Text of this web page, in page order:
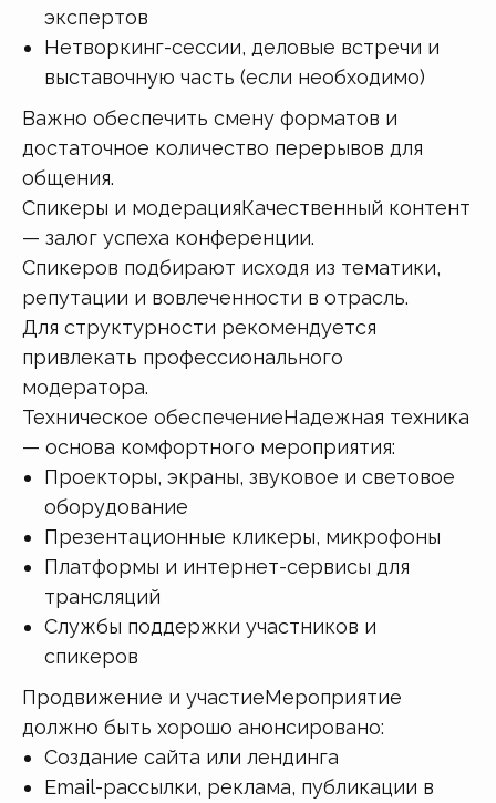
экспертов
Нетворкинг-сессии, деловые встречи и
выставочную часть (если необходимо)
Важно обеспечить смену форматов и
достаточное количество перерывов для
общения.
Спикеры и модерацияКачественный контент
— залог успеха конференции.
Спикеров подбирают исходя из тематики,
репутации и вовлеченности в отрасль.
Для структурности рекомендуется
привлекать профессионального
модератора.
Техническое обеспечениеНадежная техника
— основа комфортного мероприятия:
Проекторы, экраны, звуковое и световое
оборудование
Презентационные кликеры, микрофоны
Платформы и интернет-сервисы для
трансляций
Службы поддержки участников и
спикеров
Продвижение и участиеМероприятие
должно быть хорошо анонсировано:
Создание сайта или лендинга
Email-рассылки, реклама, публикации в